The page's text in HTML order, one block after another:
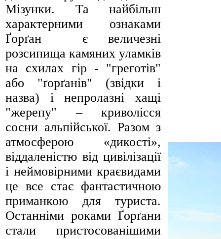
Мізунки. Та найбільш
характерними ознаками
Ґорґан є величезні
розсипища камяних уламків
на схилах гір - "греготів"
або "ґорґанів" (звідки і
назва) і непролазні хащі
"жерепу" – криволісся
сосни альпійської. Разом з
атмосферою «дикості»,
віддаленістю від цивілізації
і неймовірними краєвидами
це все стає фантастичною
приманкою для туриста.
Останніми роками Ґорґани
стали пристосованішими